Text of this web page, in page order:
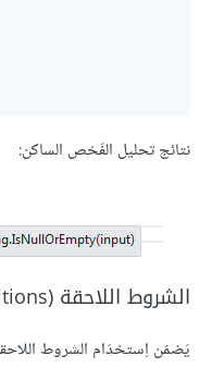
نتائج تحليل الفَحْص الساكن:
الشروط اللاحقة (Postconditions)